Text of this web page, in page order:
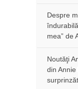
Despre
mea” de
Noutăţi
din